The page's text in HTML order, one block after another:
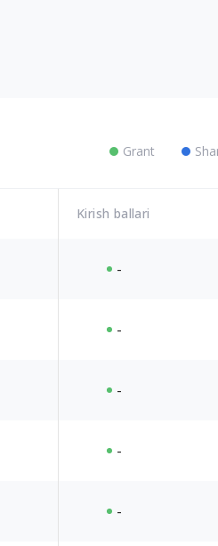
Grant
Kirish ballari
-
-
-
-
-